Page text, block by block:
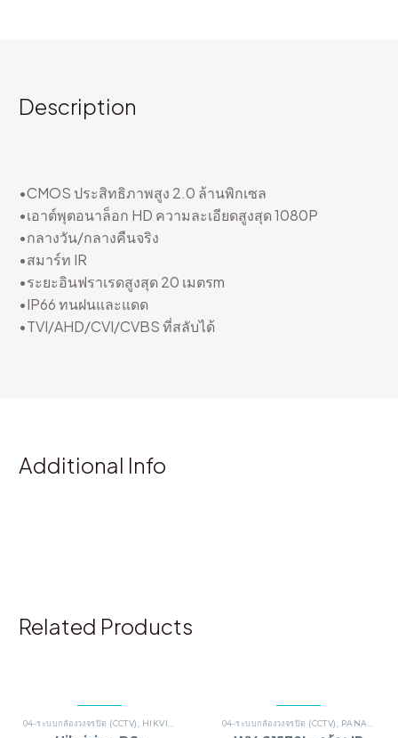
Description
•CMOS ประสิทธิภาพสูง 2.0 ล้านพิกเซล
•เอาต์พุตอนาล็อก HD ความละเอียดสูงสุด 1080P
•กลางวัน/กลางคืนจริง
•สมาร์ท IR
•ระยะอินฟราเรดสูงสุด 20 เมตรm
•IP66 ทนฝนและแดด
•TVI/AHD/CVI/CVBS ที่สลับได้
Additional Info
Related Products
04-ระบบกล้องวงจรปิด (CCTV) HIKVISION 04-ระบบกล้องวงจรปิด (CCTV) PANASONIC